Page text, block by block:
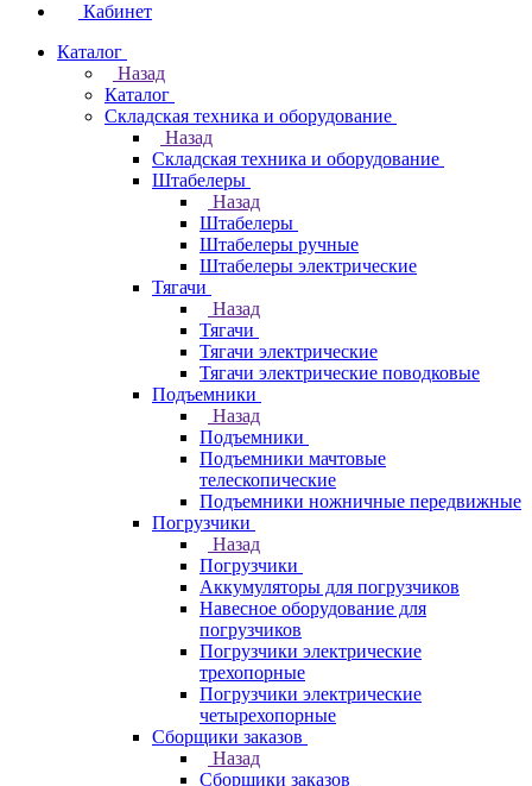
Кабинет
Каталог
Назад
Каталог
Складская техника и оборудование
Назад
Складская техника и оборудование
Штабелеры
Назад
Штабелеры
Штабелеры ручные
Штабелеры электрические
Тягачи
Назад
Тягачи
Тягачи электрические
Тягачи электрические поводковые
Подъемники
Назад
Подъемники
Подъемники мачтовые
телескопические
Подъемники ножничные передвижные
Погрузчики
Назад
Погрузчики
Аккумуляторы для погрузчиков
Навесное оборудование для
погрузчиков
Погрузчики электрические
трехопорные
Погрузчики электрические
четырехопорные
Сборщики заказов
Назад
Сборщики заказов